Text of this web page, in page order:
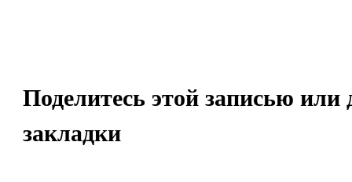
Поделитесь этой записью или
закладки